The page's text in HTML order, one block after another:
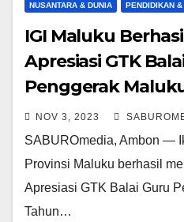
NUSANTARA & DUNIA PENDIDIKAN
IGI Maluku
Apresiasi GTK
Penggerak
NOV 3, 2023
SABUROmedia, Ambon —
Provinsi Maluku berhasil
Apresiasi GTK Balai Guru
Tahun…